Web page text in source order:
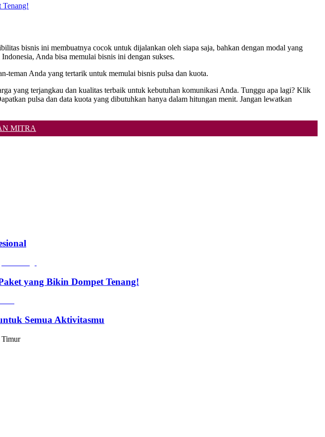
Tenang!
bisnis ini membuatnya cocok untuk dijalankan oleh siapa saja, bahkan dengan modal yang
Anda bisa memulai bisnis ini dengan sukses.
teman Anda yang tertarik untuk memulai bisnis pulsa dan kuota.
yang terjangkau dan kualitas terbaik untuk kebutuhan komunikasi Anda. Tunggu apa lagi? Klik
pulsa dan data kuota yang dibutuhkan hanya dalam hitungan menit. Jangan lewatkan
MITRA
yang Bikin Dompet Tenang!
Semua Aktivitasmu
Timur